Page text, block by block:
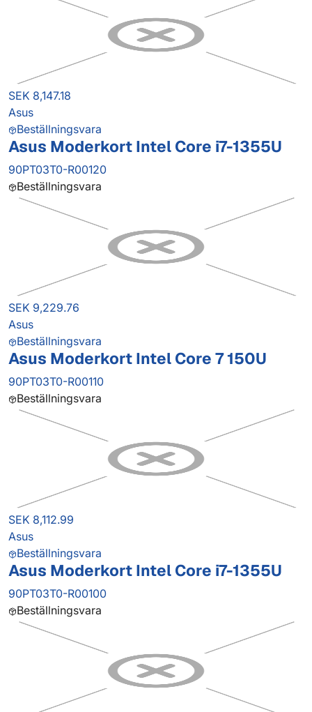
SEK 8,147.18
Asus
Beställningsvara
Asus Moderkort Intel Core i7-1355U
90PT03T0-R00120
Beställningsvara
SEK 9,229.76
Asus
Beställningsvara
Asus Moderkort Intel Core 7 150U
90PT03T0-R00110
Beställningsvara
SEK 8,112.99
Asus
Beställningsvara
Asus Moderkort Intel Core i7-1355U
90PT03T0-R00100
Beställningsvara